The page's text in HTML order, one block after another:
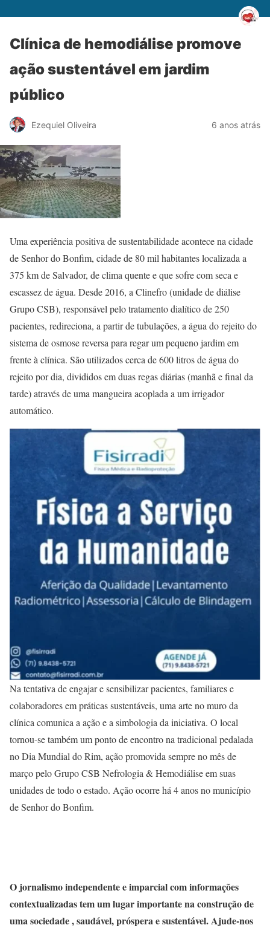
Clínica de hemodiálise promove
ação sustentável em jardim
público
Ezequiel Oliveira 6 anos atrás
Uma experiência positiva de sustentabilidade acontece na cidade
de Senhor do Bonfim, cidade de 80 mil habitantes localizada a
375 km de Salvador, de clima quente e que sofre com seca e
escassez de água. Desde 2016, a Clinefro (unidade de diálise
Grupo CSB), responsável pelo tratamento dialítico de 250
pacientes, redireciona, a partir de tubulações, a água do rejeito do
sistema de osmose reversa para regar um pequeno jardim em
frente à clínica. São utilizados cerca de 600 litros de água do
rejeito por dia, divididos em duas regas diárias (manhã e final da
tarde) através de uma mangueira acoplada a um irrigador
automático.
Na tentativa de engajar e sensibilizar pacientes, familiares e
colaboradores em práticas sustentáveis, uma arte no muro da
clínica comunica a ação e a simbologia da iniciativa. O local
tornou-se também um ponto de encontro na tradicional pedalada
no Dia Mundial do Rim, ação promovida sempre no mês de
março pelo Grupo CSB Nefrologia & Hemodiálise em suas
unidades de todo o estado. Ação ocorre há 4 anos no município
de Senhor do Bonfim.
O jornalismo independente e imparcial com informações
contextualizadas tem um lugar importante na construção de
uma sociedade , saudável, próspera e sustentável. Ajude-nos